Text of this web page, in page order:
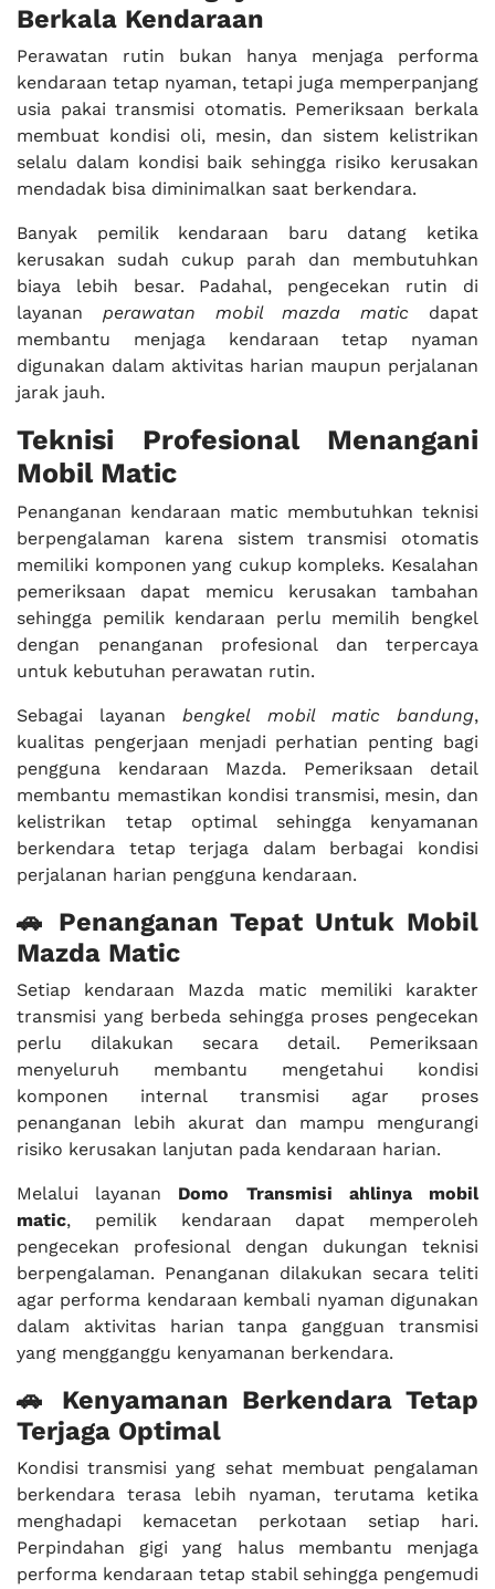
Berkala Kendaraan
Perawatan rutin bukan hanya menjaga performa
kendaraan tetap nyaman, tetapi juga memperpanjang
usia pakai transmisi otomatis. Pemeriksaan berkala
membuat kondisi oli, mesin, dan sistem kelistrikan
selalu dalam kondisi baik sehingga risiko kerusakan
mendadak bisa diminimalkan saat berkendara.
Banyak pemilik kendaraan baru datang ketika
kerusakan sudah cukup parah dan membutuhkan
biaya lebih besar. Padahal, pengecekan rutin di
layanan perawatan mobil mazda matic dapat
membantu menjaga kendaraan tetap nyaman
digunakan dalam aktivitas harian maupun perjalanan
jarak jauh.
Teknisi Profesional Menangani
Mobil Matic
Penanganan kendaraan matic membutuhkan teknisi
berpengalaman karena sistem transmisi otomatis
memiliki komponen yang cukup kompleks. Kesalahan
pemeriksaan dapat memicu kerusakan tambahan
sehingga pemilik kendaraan perlu memilih bengkel
dengan penanganan profesional dan terpercaya
untuk kebutuhan perawatan rutin.
Sebagai layananbengkel mobil matic bandung,
kualitas pengerjaan menjadi perhatian penting bagi
pengguna kendaraan Mazda. Pemeriksaan detail
membantu memastikan kondisi transmisi, mesin, dan
kelistrikan tetap optimal sehingga kenyamanan
berkendara tetap terjaga dalam berbagai kondisi
perjalanan harian pengguna kendaraan.
🚗 Penanganan Tepat Untuk Mobil
Mazda Matic
Setiap kendaraan Mazda matic memiliki karakter
transmisi yang berbeda sehingga proses pengecekan
perlu dilakukan secara detail. Pemeriksaan
menyeluruh membantu mengetahui kondisi
komponen internal transmisi agar proses
penanganan lebih akurat dan mampu mengurangi
risiko kerusakan lanjutan pada kendaraan harian.
Melalui layanan Domo Transmisi ahlinya mobil
matic, pemilik kendaraan dapat memperoleh
pengecekan profesional dengan dukungan teknisi
berpengalaman. Penanganan dilakukan secara teliti
agar performa kendaraan kembali nyaman digunakan
dalam aktivitas harian tanpa gangguan transmisi
yang mengganggu kenyamanan berkendara.
🚗 Kenyamanan Berkendara Tetap
Terjaga Optimal
Kondisi transmisi yang sehat membuat pengalaman
berkendara terasa lebih nyaman, terutama ketika
menghadapi kemacetan perkotaan setiap hari.
Perpindahan gigi yang halus membantu menjaga
performa kendaraan tetap stabil sehingga pengemudi